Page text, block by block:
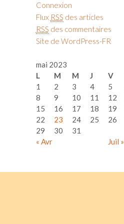
Connexion
Flux RSS des articles
RSS des commentaires
Site de WordPress-FR
mai 2023
L
M M J V
« Avr Juil »
1 2 3 4 5
8
9 10 11 12
15
16 17 18 19
22
23 24 25 26
29
30 31